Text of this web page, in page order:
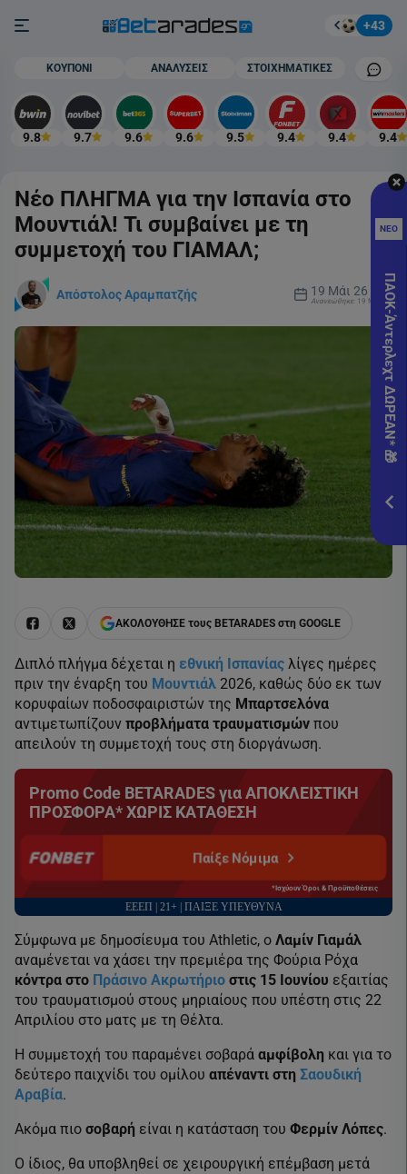
Burger button Στοίχημα +43
Mobile
ΚΟΥΠΟΝΙ ΑΝΑΛΥΣΕΙΣ ΣΤΟΙΧΗΜΑΤΙΚΕΣ
9.8 9.7 9.6 9.6 9.5 9.4 9.4 9.4
Νέο ΠΛΗΓΜΑ για την Ισπανία στο
Μουντιάλ! Τι συμβαίνει με τη
συμμετοχή του ΓΙΑΜΑΛ;
Απόστολος Αραμπατζής 19 Μάι 26
Ανανεώθηκε: 19 Μάι 26
ΑΚΟΛΟΥΘΗΣΕ τους BETARADES στη GOOGLE
Διπλό πλήγμα δέχεται η εθνική Ισπανίας λίγες ημέρες
πριν την έναρξη του Μουντιάλ 2026, καθώς δύο εκ των
κορυφαίων ποδοσφαιριστών της Μπαρτσελόνα
αντιμετωπίζουν προβλήματα τραυματισμών που
απειλούν τη συμμετοχή τους στη διοργάνωση.
Promo Code BETARADES για ΑΠΟΚΛΕΙΣΤΙΚΗ
ΠΡΟΣΦΟΡΑ* ΧΩΡΙΣ ΚΑΤΑΘΕΣΗ
Παίξε Νόμιμα
*Ισχύουν Όροι & Προϋποθέσεις
ΕΕΕΠ | 21+ | ΠΑΙΞΕ ΥΠΕΥΘΥΝΑ
Σύμφωνα με δημοσίευμα του Athletic, ο Λαμίν Γιαμάλ
αναμένεται να χάσει την πρεμιέρα της Φούρια Ρόχα
κόντρα στο Πράσινο Ακρωτήριο στις 15 Ιουνίου εξαιτίας
του τραυματισμού στους μηριαίους που υπέστη στις 22
Απριλίου στο ματς με τη Θέλτα.
Η συμμετοχή του παραμένει σοβαρά αμφίβολη και για το
δεύτερο παιχνίδι του ομίλου απέναντι στη Σαουδική
Αραβία.
Ακόμα πιο σοβαρή είναι η κατάσταση του Φερμίν Λόπες.
Ο ίδιος, θα υποβληθεί σε χειρουργική επέμβαση μετά
στο
εδώ!
ΝΕΟ
ΠΑΟK-Άντερλεχτ ΔΩΡΕΑΝ* 🎁